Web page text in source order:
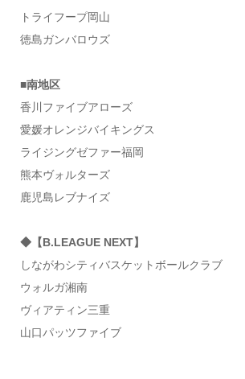
トライフープ岡山
徳島ガンバロウズ
■南地区
香川ファイブアローズ
愛媛オレンジバイキングス
ライジングゼファー福岡
熊本ヴォルターズ
鹿児島レブナイズ
◆【B.LEAGUE NEXT】
しながわシティバスケットボールクラブ
ウォルガ湘南
ヴィアティン三重
山口パッツファイブ